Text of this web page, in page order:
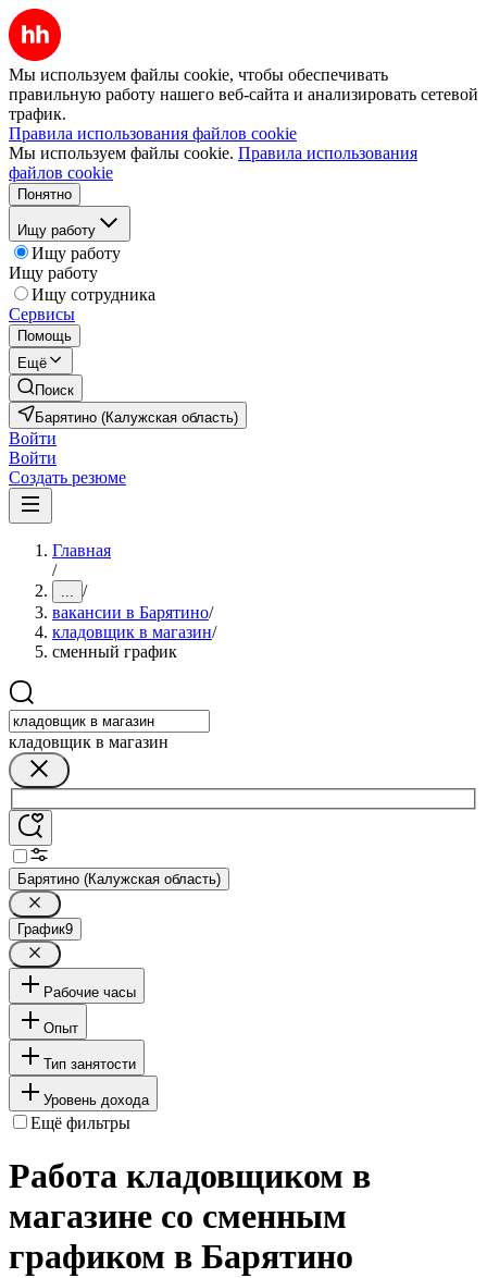
Мы используем файлы cookie, чтобы обеспечивать
правильную работу нашего веб-сайта и анализировать сетевой
трафик.
Правила использования файлов cookie
Мы используем файлы cookie. Правила использования
файлов cookie
Понятно
Ищу работу
Ищу работу
Ищу работу
Ищу сотрудника
Сервисы
Помощь
Ещё
Поиск
Барятино (Калужская область)
Войти
Войти
Создать резюме
Главная
/
... /
вакансии в Барятино/
кладовщик в магазин/
сменный график
кладовщик в магазин
Барятино (Калужская область)
График9
Рабочие часы
Опыт
Тип занятости
Уровень дохода
Ещё фильтры
Работа кладовщиком в
магазине со сменным
графиком в Барятино